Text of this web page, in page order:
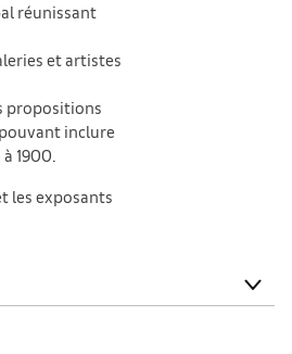
réunissant
et artistes
propositions
inclure
1900.
les exposants